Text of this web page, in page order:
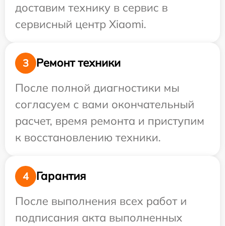
доставим технику в сервис в
сервисный центр Xiaomi.
3
Ремонт техники
После полной диагностики мы
согласуем с вами окончательный
расчет, время ремонта и приступим
к восстановлению техники.
4
Гарантия
После выполнения всех работ и
подписания акта выполненных